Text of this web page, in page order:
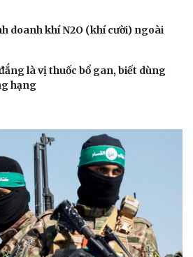
doanh khí N2O (khí cười) ngoài
là vị thuốc bổ gan, biết dùng
hạng